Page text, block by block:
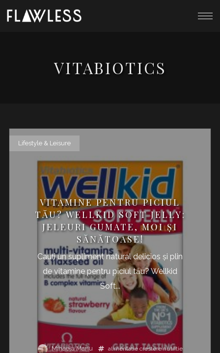
VITABIOTICS
Lifestyle & Leisure
VITAMINE PENTRU PICIUL
TĂU? WELLKID SOFT JELLY:
JELEURI GUMATE, MOI ȘI
SĂNĂTOASE!
Cauți un supliment natural delicios și plin
de vitamine pentru piciul tău? Wellkid
Soft...
Mihaela Manu alimentatie crestere nutritie